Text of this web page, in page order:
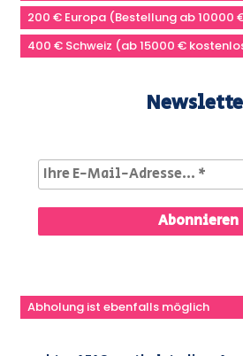
200 € Europa (Bestellung ab 10000
400 € Schweiz (ab 15000 €
Abholung ist ebenfalls möglich